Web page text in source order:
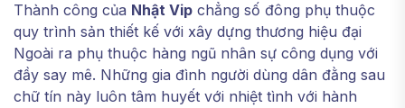
Thành công của Nhật Vip chẳng số đông phụ thuộc
quy trình sản thiết kế với xây dựng thương hiệu đại
Ngoài ra phụ thuộc hàng ngũ nhân sự công dụng với
đầy say mê. Những gia đình người dùng dân đằng sau
chữ tín này luôn tâm huyết với nhiệt tình với hành